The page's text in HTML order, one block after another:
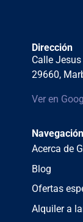
Dirección
Calle
29660,
Ver en
Navegación
Acerca de
Blog
Ofertas
Alquiler a